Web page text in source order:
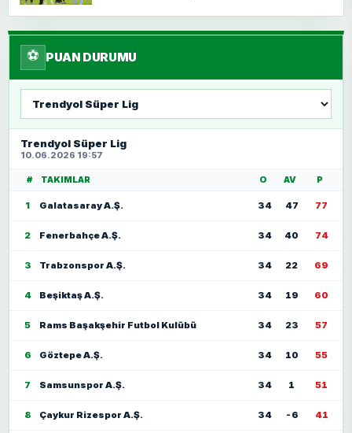
⚽ PUAN DURUMU
seç
Trendyol Süper Lig
10.06.2026 19:57
# TAKIMLAR O AV P
1 Galatasaray A.Ş. 34 47 77
2 Fenerbahçe A.Ş. 34 40 74
3 Trabzonspor A.Ş. 34 22 69
4 Beşiktaş A.Ş. 34 19 60
5 Rams Başakşehir Futbol Kulübü 34 23 57
6 Göztepe A.Ş. 34 10 55
7 Samsunspor A.Ş. 34 1 51
8 Çaykur Rizespor A.Ş. 34 -6 41